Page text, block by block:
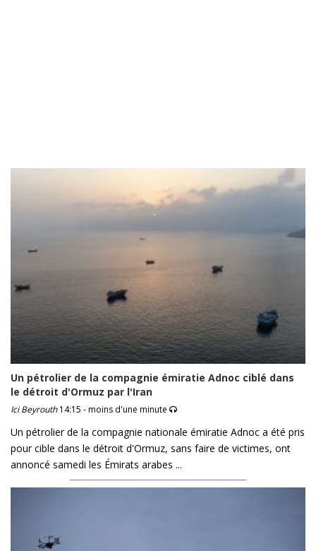
Un pétrolier de la compagnie émiratie Adnoc ciblé dans
le détroit d'Ormuz par l'Iran
Ici Beyrouth14:15 - moins d'une minute
Un pétrolier de la compagnie nationale émiratie Adnoc a été pris
pour cible dans le détroit d'Ormuz, sans faire de victimes, ont
annoncé samedi les Émirats arabes ...